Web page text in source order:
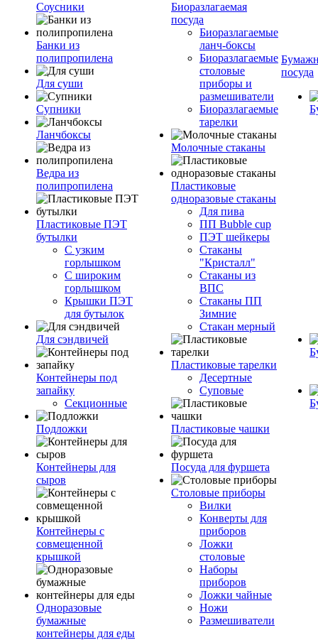
Соусники
Банки из
полипропилена
Для суши
Супники
Ланчбоксы
Ведра из
полипропилена
Пластиковые ПЭТ
бутылки
С узким
горлышком
С широким
горлышком
Крышки ПЭТ
для бутылок
Для сэндвичей
Контейнеры под
запайку
Секционные
Подложки
Контейнеры для
сыров
Контейнеры с
совмещенной
крышкой
Одноразовые
бумажные
контейнеры для еды
Биоразлагаемая
посуда
Биоразлагаемые
ланч-боксы
Биоразлагаемые
столовые
приборы и
размешиватели
Биоразлагаемые
тарелки
Молочные стаканы
Пластиковые
одноразовые стаканы
Для пива
ПП Bubble cup
ПЭТ шейкеры
Стаканы
"Кристалл"
Стаканы из
ВПС
Стаканы ПП
Зимние
Стакан мерный
Пластиковые тарелки
Десертные
Суповые
Пластиковые чашки
Посуда для фуршета
Столовые приборы
Вилки
Конверты для
приборов
Ложки
столовые
Наборы
приборов
Ложки чайные
Ножи
Размешиватели
посуда